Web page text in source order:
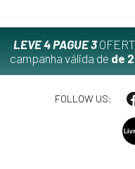
LEVE 4 PAGUE 3
campanha válida de de
FOLLOW US: